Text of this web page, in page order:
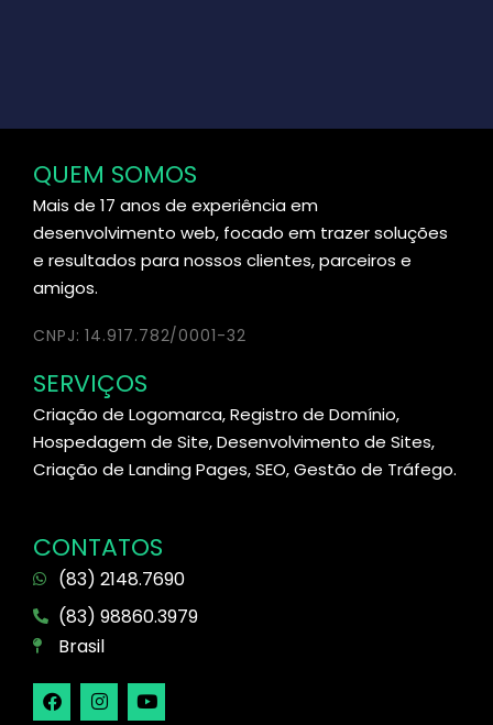
QUEM SOMOS
Mais de 17 anos de experiência em
desenvolvimento web, focado em trazer soluções
e resultados para nossos clientes, parceiros e
amigos.
CNPJ: 14.917.782/0001-32
SERVIÇOS
Criação de Logomarca, Registro de Domínio,
Hospedagem de Site, Desenvolvimento de Sites,
Criação de Landing Pages, SEO, Gestão de Tráfego.
CONTATOS
(83) 2148.7690
(83) 98860.3979
Brasil